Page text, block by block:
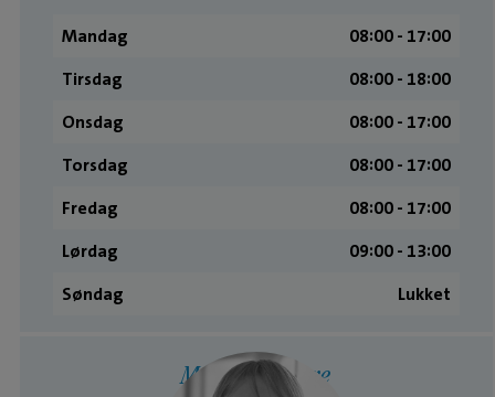
Mandag
08:00 ­- 17:00
Tirsdag
08:00 ­- 18:00
Onsdag
08:00 ­- 17:00
Torsdag
08:00 ­- 17:00
Fredag
08:00 ­- 17:00
Lørdag
09:00 ­- 13:00
Søndag
Lukket
Medarbejdere